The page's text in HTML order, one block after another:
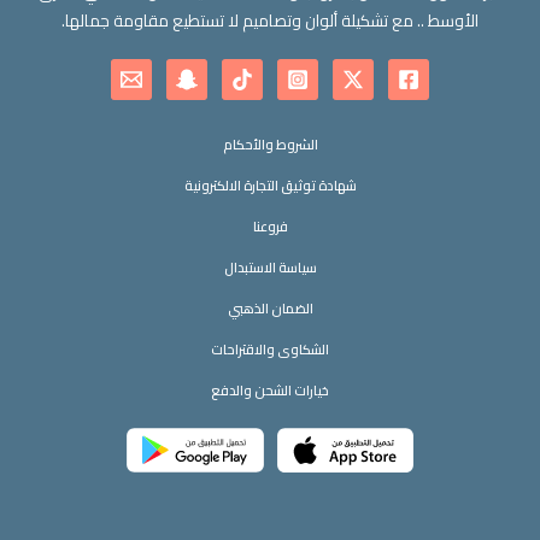
الأوسط .. مع تشكيلة ألوان وتصاميم لا تستطيع مقاومة جمالها.
الشروط والأحكام
شهادة توثيق التجارة الالكترونية
فروعنا
سياسة الاستبدال
الضمان الذهبي
الشكاوى والاقتراحات
خيارات الشحن والدفع